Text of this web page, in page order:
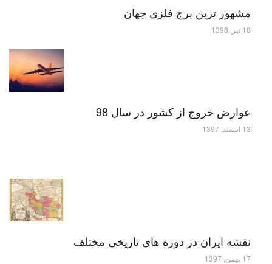
مشهور ترین برج فلزی جهان
18 تیر, 1398
عوارض خروج از کشور در سال 98
13 اسفند, 1397
نقشه ایران در دوره های تاریخی مختلف
17 بهمن, 1397